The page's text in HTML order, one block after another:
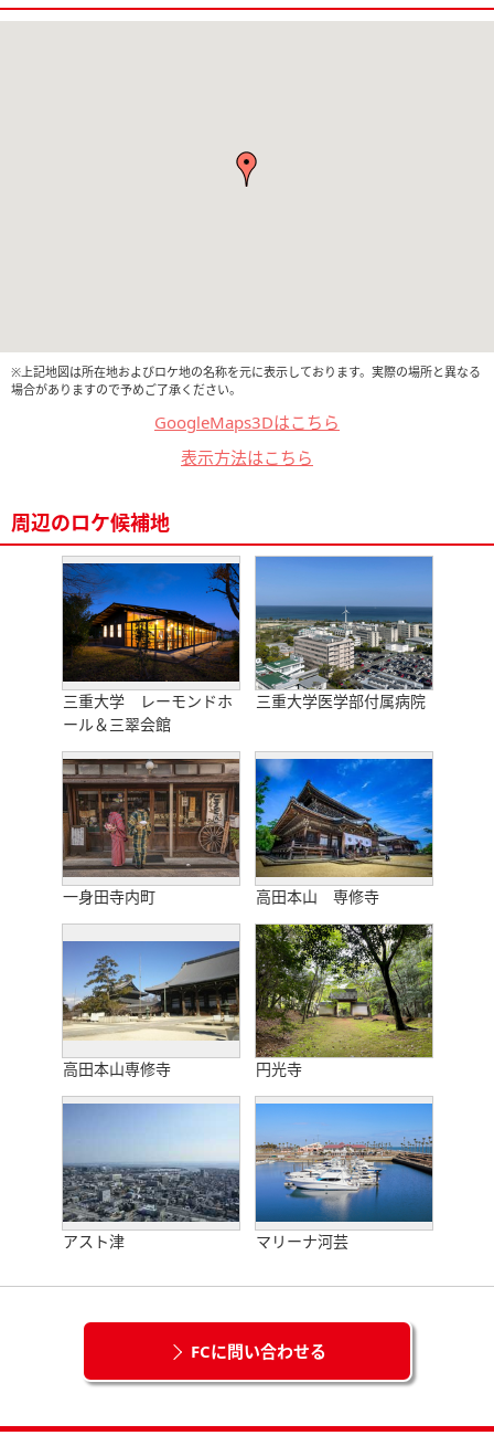
※上記地図は所在地およびロケ地の名称を元に表示しております。実際の場所と異なる
場合がありますので予めご了承ください。
GoogleMaps3Dはこちら
表示方法はこちら
周辺のロケ候補地
三重大学 レーモンドホ
ール＆三翠会館
三重大学医学部付属病院
一身田寺内町 高田本山 専修寺
高田本山専修寺 円光寺
アスト津 マリーナ河芸
FCに問い合わせる